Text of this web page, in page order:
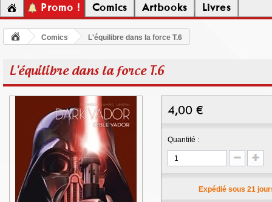
Promo ! Comics Artbooks Livres
Comics L'équilibre dans la force T.6
L'équilibre dans la force T.6
4,00 €
Quantité :
Expédié sous 21